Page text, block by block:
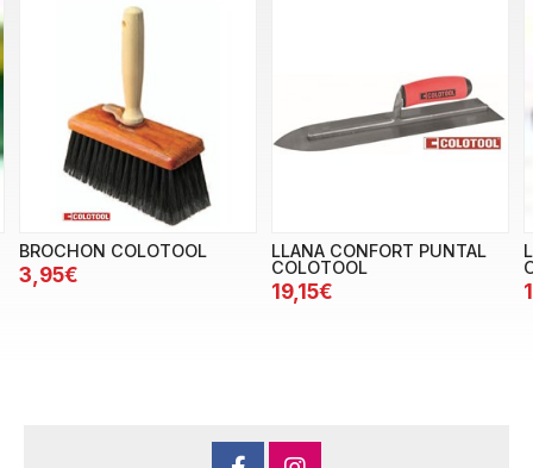
BROCHON COLOTOOL
3,95€
LLANA CONFORT PUNTAL
COLOTOOL
19,15€